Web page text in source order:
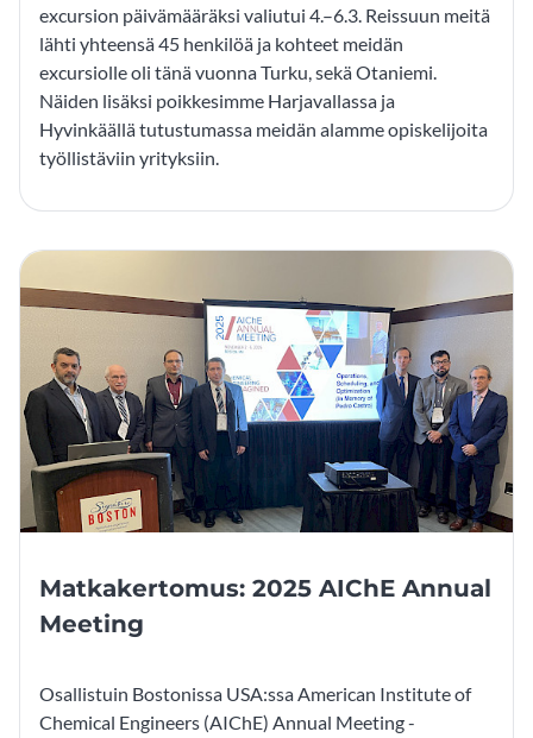
excursion päivämääräksi valiutui 4.–6.3. Reissuun meitä
lähti yhteensä 45 henkilöä ja kohteet meidän
excursiolle oli tänä vuonna Turku, sekä Otaniemi.
Näiden lisäksi poikkesimme Harjavallassa ja
Hyvinkäällä tutustumassa meidän alamme opiskelijoita
työllistäviin yrityksiin.
Matkakertomus: 2025 AIChE Annual
Meeting
Osallistuin Bostonissa USA:ssa American Institute of
Chemical Engineers (AIChE) Annual Meeting -